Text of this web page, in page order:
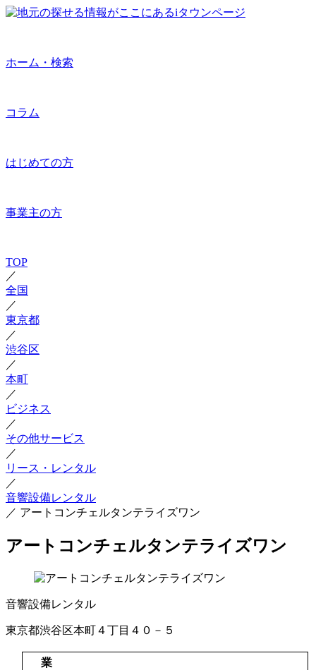
ホーム・検索
コラム
はじめての方
事業主の方
TOP
／
全国
／
東京都
／
渋谷区
／
本町
／
ビジネス
／
その他サービス
／
リース・レンタル
／
音響設備レンタル
／ アートコンチェルタンテライズワン
アートコンチェルタンテライズワン
音響設備レンタル
東京都渋谷区本町４丁目４０－５
業